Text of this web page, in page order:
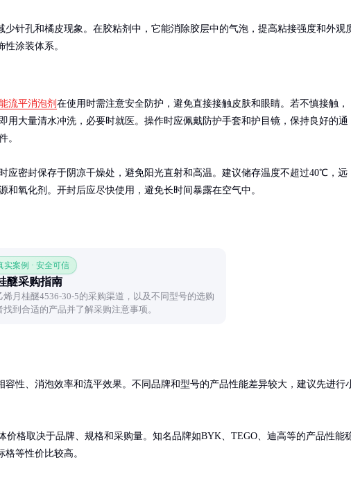
针孔和橘皮现象。在胶粘剂中，它能消除胶层中的气泡，提高粘接强度和外观
涂装体系。
流平消泡剂 在使用时需注意安全防护，避免直接接触皮肤和眼睛。若不慎接触，
用大量清水冲洗，必要时就医。操作时应佩戴防护手套和护目镜，保持良好的通
。
应密封保存于阴凉干燥处，避免阳光直射和高温。建议储存温度不超过40℃，远
和氧化剂。开封后应尽快使用，避免长时间暴露在空气中。
实案例 · 安全可信
醚采购指南
月桂醚4536-30-5的采购渠道，以及不同型号的选购
到合适的产品并了解采购注意事项。
容性、消泡效率和流平效果。不同品牌和型号的产品性能差异较大，建议先进行
价格取决于品牌、规格和采购量。知名品牌如BYK、TEGO、迪高等的产品性能
等性价比较高。